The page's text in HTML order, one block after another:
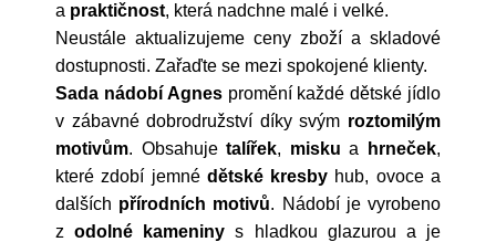
a praktičnost, která nadchne malé i velké.
Neustále aktualizujeme ceny zboží a skladové
dostupnosti. Zařaďte se mezi spokojené klienty.
Sada nádobí Agnespromění každé dětské jídlo
v zábavné dobrodružství díky svým roztomilým
motivům. Obsahujetalířek, misku a hrneček,
které zdobí jemnédětské kresby hub, ovoce a
dalších přírodních motivů. Nádobí je vyrobeno
zodolné kameniny s hladkou glazurou a je